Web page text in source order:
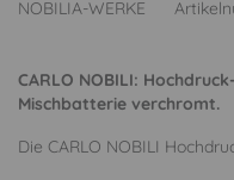
NOBILIA-WERKE
CARLO NOBILI:
Mischbatterie verchromt.
Die CARLO NOBILI